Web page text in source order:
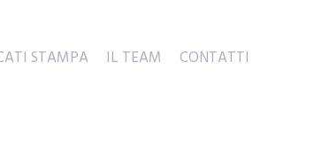
STAMPA IL TEAM CONTATTI